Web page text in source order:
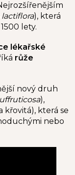
lactiflora), která
lety.
lékařské
růže
nový druh
),
křovitá), která se
nebo